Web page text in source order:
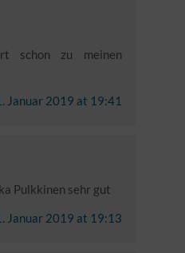
schon zu meinen
Januar 2019 at 19:41
Pulkkinen sehr gut
Januar 2019 at 19:13